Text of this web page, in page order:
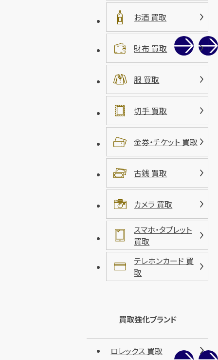
お酒 買取
財布 買取
服 買取
切手 買取
金券・チケット 買取
古銭 買取
カメラ 買取
スマホ・タブレット
買取
テレホンカード 買
取
買取強化ブランド
ロレックス 買取